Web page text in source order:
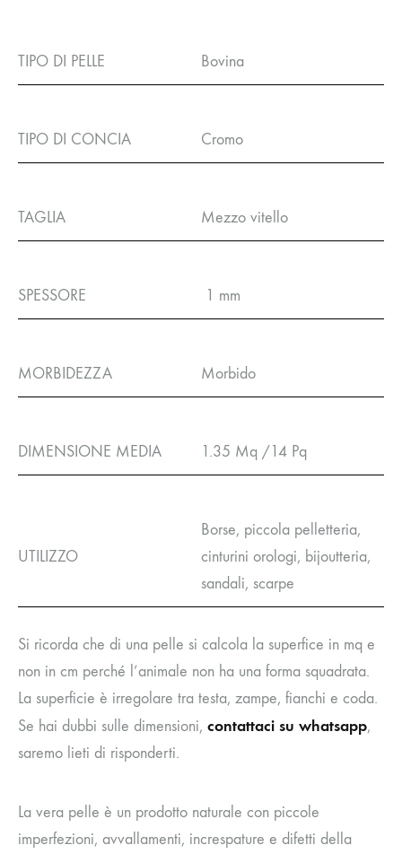
TIPO DI PELLE Bovina
TIPO DI CONCIA Cromo
TAGLIA Mezzo vitello
SPESSORE 1 mm
MORBIDEZZA Morbido
DIMENSIONE MEDIA 1.35 Mq /14 Pq
UTILIZZO
Borse, piccola pelletteria,
cinturini orologi, bijoutteria,
sandali, scarpe
Si ricorda che di una pelle si calcola la superfice in mq e
non in cm perché l’animale non ha una forma squadrata.
La superficie è irregolare tra testa, zampe, fianchi e coda.
Se hai dubbi sulle dimensioni, contattaci su whatsapp,
saremo lieti di risponderti.
La vera pelle è un prodotto naturale con piccole
imperfezioni, avvallamenti, increspature e difetti della